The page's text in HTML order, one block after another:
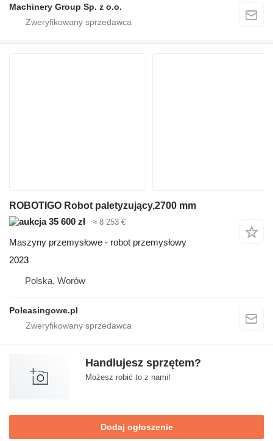
Machinery Group Sp. z o.o.
ROBOTIGO Robot paletyzujący,2700 mm
35 600 zł
≈ 8 253 €
Maszyny przemysłowe - robot przemysłowy
2023
Polska, Worów
Poleasingowe.pl
Handlujesz sprzętem?
Możesz robić to z nami!
Dodaj ogłoszenie